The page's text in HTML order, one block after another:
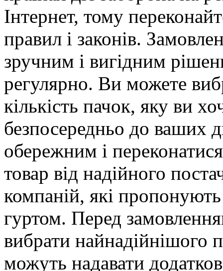
Інтернет, тому
правил і законів.
зручним і вигідним
регулярно. Ви можете
кількість пачок, яку ви
безпосередньо до ваших
обережним і
товар від надійного
компаній, які
гуртом. Перед
вибрати найнадійнішого
можуть надавати